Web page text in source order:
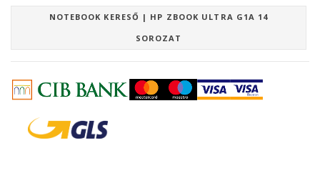
NOTEBOOK KERESŐ | HP ZBOOK ULTRA G1A 14
SOROZAT